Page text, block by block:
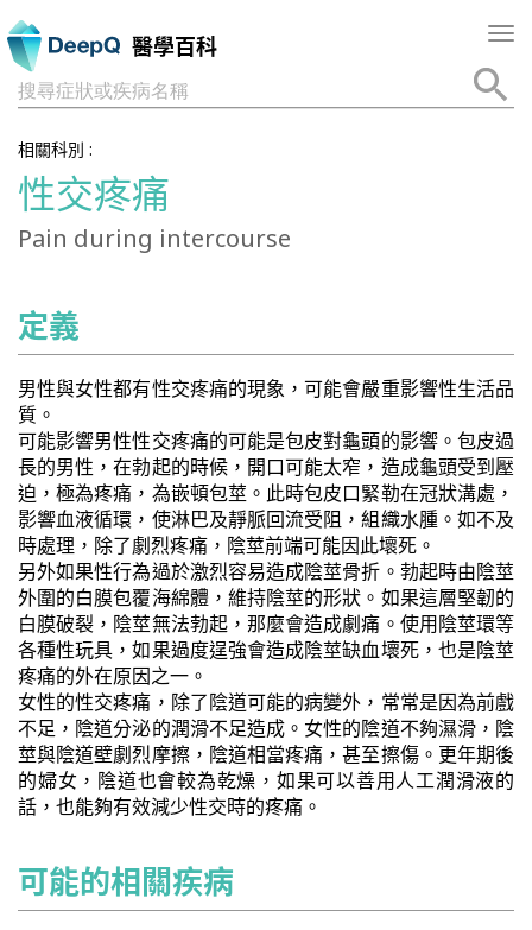
醫學百科
搜尋症狀或疾病名稱
相關科別 :
性交疼痛
Pain during intercourse
定義
男性與女性都有性交疼痛的現象，可能會嚴重影響性生活品
質。
可能影響男性性交疼痛的可能是包皮對龜頭的影響。包皮過
長的男性，在勃起的時候，開口可能太窄，造成龜頭受到壓
迫，極為疼痛，為嵌頓包莖。此時包皮口緊勒在冠狀溝處，
影響血液循環，使淋巴及靜脈回流受阻，組織水腫。如不及
時處理，除了劇烈疼痛，陰莖前端可能因此壞死。
另外如果性行為過於激烈容易造成陰莖骨折。勃起時由陰莖
外圍的白膜包覆海綿體，維持陰莖的形狀。如果這層堅韌的
白膜破裂，陰莖無法勃起，那麼會造成劇痛。使用陰莖環等
各種性玩具，如果過度逞強會造成陰莖缺血壞死，也是陰莖
疼痛的外在原因之一。
女性的性交疼痛，除了陰道可能的病變外，常常是因為前戲
不足，陰道分泌的潤滑不足造成。女性的陰道不夠濕滑，陰
莖與陰道壁劇烈摩擦，陰道相當疼痛，甚至擦傷。更年期後
的婦女，陰道也會較為乾燥，如果可以善用人工潤滑液的
話，也能夠有效減少性交時的疼痛。
可能的相關疾病